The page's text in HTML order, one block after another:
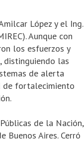
López y el Ing.
Aunque con
los esfuerzos y
distinguiendo las
de alerta
de fortalecimiento
de la Nación,
Buenos Aires. Cerró